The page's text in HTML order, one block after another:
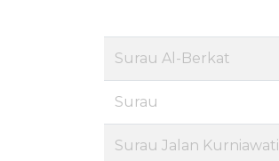
Surau Al-Berkat
Surau
Surau Jalan Kurniawati